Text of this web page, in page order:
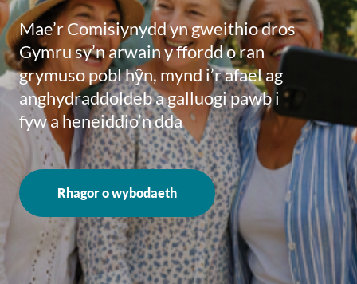
Mae’r Comisiynydd yn gweithio dros
Gymru sy’n arwain y ffordd o ran
grymuso pobl hŷn, mynd i’r afael ag
anghydraddoldeb a galluogi pawb i
fyw a heneiddio’n dda
Rhagor o wybodaeth